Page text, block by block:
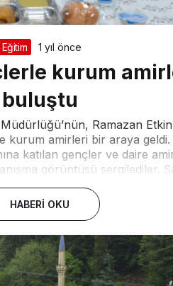
Eğitim 1 yıl önce
kurum
buluştu
Ramazan
kurum amirleri bir araya geldi.
katılan gençler ve daire
görüntüsü sergilediler.
HABERI OKU